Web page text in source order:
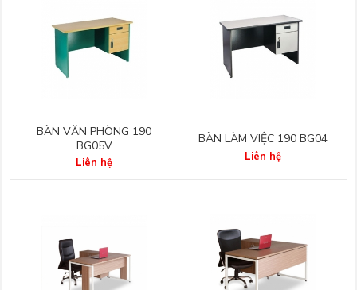
BÀN VĂN PHÒNG 190
BG05V
Liên hệ
BÀN LÀM VIỆC 190 BG04
Liên hệ